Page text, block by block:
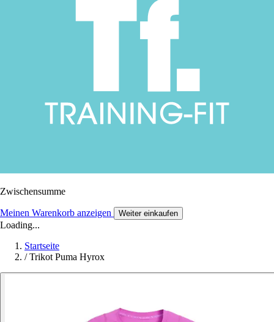
Zwischensumme
Meinen Warenkorb anzeigen Weiter einkaufen
Loading...
Startseite
/ Trikot Puma Hyrox